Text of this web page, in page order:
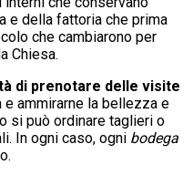
e della fattoria che prima
che cambiarono per
Chiesa.
di prenotare delle visite
ammirarne la bellezza e
si può ordinare taglieri o
In ogni caso, ogni bodega